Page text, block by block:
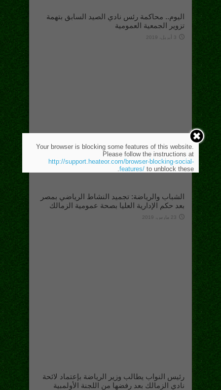
اليوم.. محاكمة رئس نادي الصيد السابق بتهمة
تزوير الجمعية العمومية
3 أبريل، 2019
الشباب والرياضة: تجميد النشاط الرياضي بمصر
بعد حكم الإدارية العليا بصحة عمومية الزمالك
23 مارس، 2019
رئيس النواب يطالب وزير الرياضة بإعتماد لائحة
نادي الزمالك بعد رفضها من اللجنة الأولمبية
Your browser is blocking some features of this website.
Please follow the instructions at
http://support.heateor.com/browser-blocking-social-
features/ to unblock these.